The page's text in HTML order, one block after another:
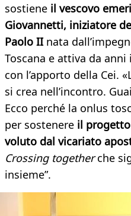
sostiene il vescovo
Giovannetti, iniziatore
Paolo IInata
Toscana e attiva da
con l’apporto della Cei.
si crea nell’incontro.
Ecco perché la onlus
per sostenere il
voluto dal vicariato
Crossing togetherche
insieme”.